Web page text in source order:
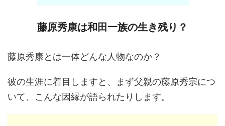
藤原秀康は和田一族の生き残り？
藤原秀康とは一体どんな人物なのか？
彼の生涯に着目しますと、まず父親の藤原秀宗につ
いて、こんな因縁が語られたりします。